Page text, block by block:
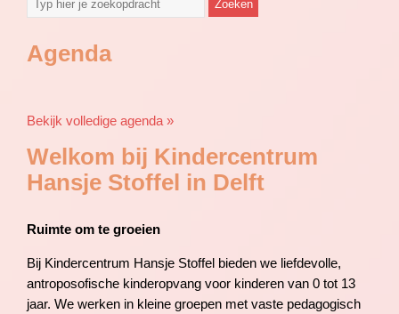
Agenda
Bekijk volledige agenda »
Welkom bij Kindercentrum
Hansje Stoffel in Delft
Ruimte om te groeien
Bij Kindercentrum Hansje Stoffel bieden we liefdevolle,
antroposofische kinderopvang voor kinderen van 0 tot 13
jaar. We werken in kleine groepen met vaste pedagogisch